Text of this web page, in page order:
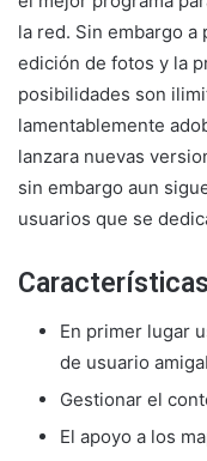
la red. Sin embargo
edición de fotos y la
posibilidades son
lamentablemente
lanzara nuevas
sin embargo aun
usuarios que se
En primer lugar
de usuario
Gestionar el
El apoyo a los